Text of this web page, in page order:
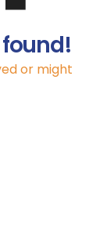
or might